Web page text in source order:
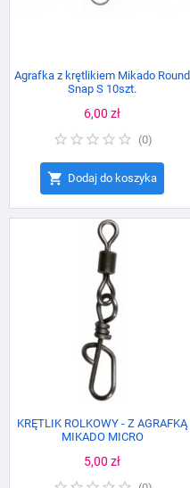
Agrafka z krętlikiem Mikado Round
Snap S 10szt.
Cena
6,00 zł
(0)
 Dodaj do koszyka
KRĘTLIK ROLKOWY - Z AGRAFKĄ
MIKADO MICRO
Cena
5,00 zł